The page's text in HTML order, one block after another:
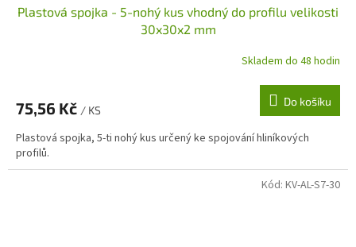
Plastová spojka - 5-nohý kus vhodný do profilu velikosti
30x30x2 mm
Skladem do 48 hodin
75,56 Kč / KS
Do košíku
Plastová spojka, 5-ti nohý kus určený ke spojování hliníkových
profilů.
Kód: KV-AL-S7-30